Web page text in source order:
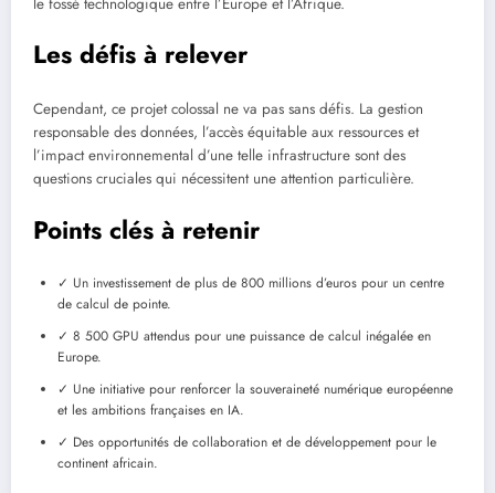
Les défis à relever
Cependant, ce projet colossal ne va pas sans défis. La gestion
responsable des données, l’accès équitable aux ressources et
l’impact environnemental d’une telle infrastructure sont des
questions cruciales qui nécessitent une attention particulière.
Points clés à retenir
✓ Un investissement de plus de 800 millions d’euros pour un centre
de calcul de pointe.
✓ 8 500 GPU attendus pour une puissance de calcul inégalée en
Europe.
✓ Une initiative pour renforcer la souveraineté numérique européenne
et les ambitions françaises en IA.
✓ Des opportunités de collaboration et de développement pour le
continent africain.